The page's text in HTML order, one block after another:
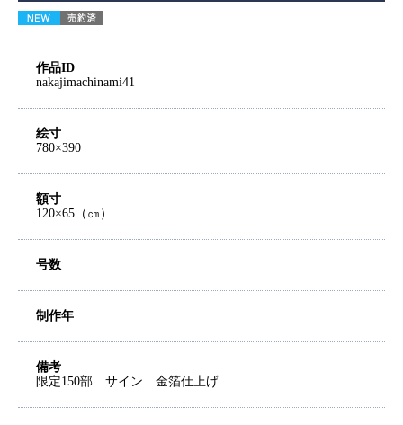
作品ID
nakajimachinami41
絵寸
780×390
額寸
120×65（㎝）
号数
制作年
備考
限定150部 サイン 金箔仕上げ